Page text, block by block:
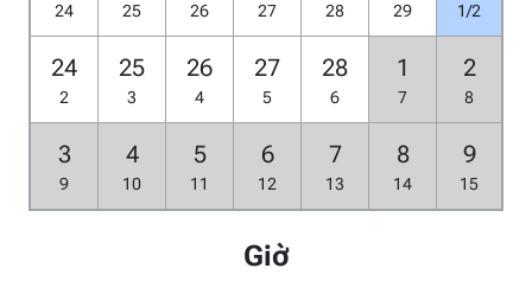
24 25 26 27 28 29 1/2
24
2
25
3
26
4
27
5
28
6
1
7
2
8
3
9
4
10
5
11
6
12
7
13
8
14
9
15
Giờ